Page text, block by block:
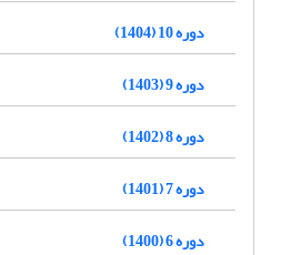
دوره 10 (1404)
دوره 9 (1403)
دوره 8 (1402)
دوره 7 (1401)
دوره 6 (1400)